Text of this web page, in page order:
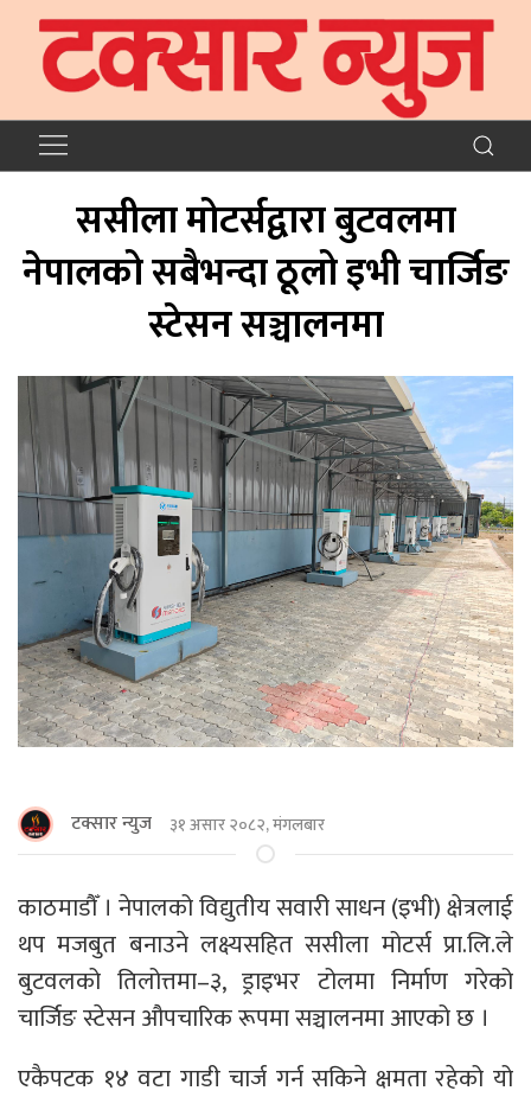
ससीला मोटर्सद्वारा बुटवलमा
नेपालको सबैभन्दा ठूलो इभी चार्जिङ
स्टेसन सञ्चालनमा
टक्सार न्युज ३१ असार २०८२, मंगलबार
काठमाडाैँ । नेपालको विद्युतीय सवारी साधन (इभी) क्षेत्रलाई
थप मजबुत बनाउने लक्ष्यसहित ससीला मोटर्स प्रा.लि.ले
बुटवलको तिलोत्तमा–३, ड्राइभर टोलमा निर्माण गरेको
चार्जिङ स्टेसन औपचारिक रूपमा सञ्चालनमा आएको छ ।
एकैपटक १४ वटा गाडी चार्ज गर्न सकिने क्षमता रहेको यो